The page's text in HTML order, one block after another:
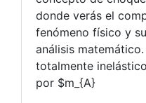
donde verás el
fenómeno físico y
análisis
totalmente
por $m_{A}